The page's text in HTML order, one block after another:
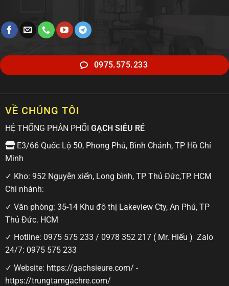
0975.575.233
VỀ CHÚNG TÔI
HỆ THỐNG PHÂN PHỐI GẠCH SIÊU RẺ
E3/66 Quốc Lộ 50, Phong Phú, Bình Chánh, TP Hồ Chí
Minh
✓ Kho: 952 Nguyễn xiển, Long bình, TP Thủ Đức,TP. HCM
Chi nhánh:
✓ Văn phòng: 35-14 Khu đô thị Lakeview Cty, An Phú, TP
Thủ Đức. HCM
✓ Hotline: 0975 575 233 / 0978 352 217( Mr. Hiếu ) Zalo
24/7: 0975 575 233
✓ Website: https://gachsieure.com/ -
https://trungtamgachre.com/